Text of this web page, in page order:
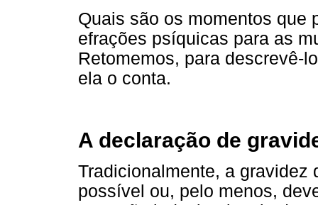
Quais são os momentos que
efrações psíquicas para as
Retomemos, para descrevê-
ela o conta.
A declaração de
Tradicionalmente, a gravidez
possível ou, pelo menos,